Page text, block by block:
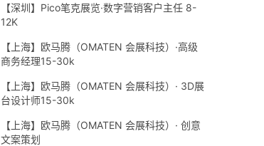
【深圳】Pico笔克展览·数字营销客户主任 8-
12K
【上海】欧马腾（OMATEN 会展科技）·高级
商务经理15-30k
【上海】欧马腾（OMATEN 会展科技）· 3D展
台设计师15-30k
【上海】欧马腾（OMATEN 会展科技）· 创意
文案策划